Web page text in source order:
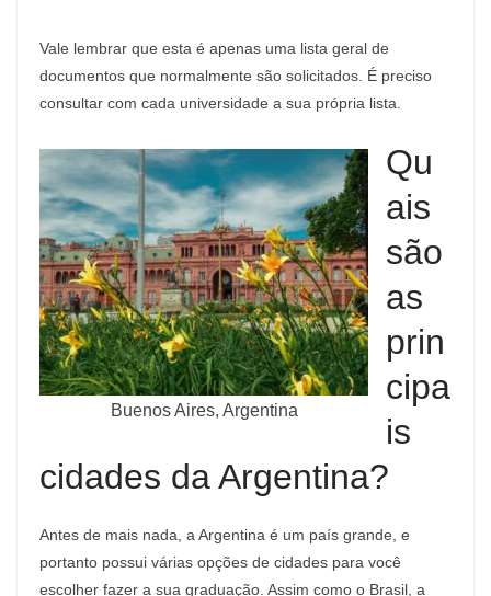
Vale lembrar que esta é apenas uma lista geral de
documentos que normalmente são solicitados. É preciso
consultar com cada universidade a sua própria lista.
Buenos Aires, Argentina
Qu
ais
são
as
prin
cipa
is
cidades da Argentina?
Antes de mais nada, a Argentina é um país grande, e
portanto possui várias opções de cidades para você
escolher fazer a sua graduação. Assim como o Brasil, a